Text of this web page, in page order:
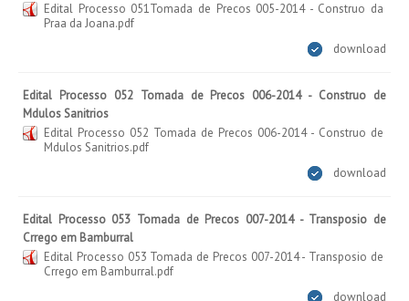
Edital Processo 051Tomada de Precos 005-2014 - Construo da
Praa da Joana.pdf
download
Edital Processo 052 Tomada de Precos 006-2014 - Construo de
Mdulos Sanitrios
Edital Processo 052 Tomada de Precos 006-2014 - Construo de
Mdulos Sanitrios.pdf
download
Edital Processo 053 Tomada de Precos 007-2014 - Transposio de
Crrego em Bamburral
Edital Processo 053 Tomada de Precos 007-2014 - Transposio de
Crrego em Bamburral.pdf
download